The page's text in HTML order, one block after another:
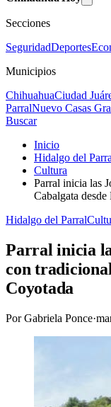
Secciones
SeguridadDeportes
Municipios
ChihuahuaCiudad
ParralNuevo Casas
Buscar
Inicio
Hidalgo del
Cultura
Parral inicia las
Cabalgata
Hidalgo del Parral
Parral inicia
con
Coyotada
PorGabriela Ponce·